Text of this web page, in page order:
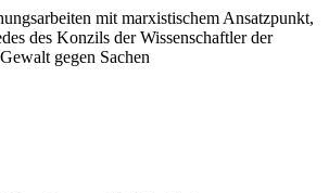
mit marxistischem Ansatzpunkt,
des Konzils der Wissenschaftler der
gegen Sachen